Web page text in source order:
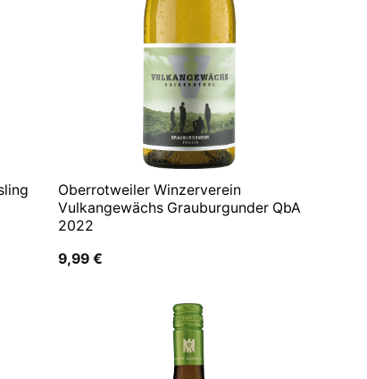
Oberrotweiler Winzerverein
Vulkangewächs Grauburgunder QbA
2022
9,99 €